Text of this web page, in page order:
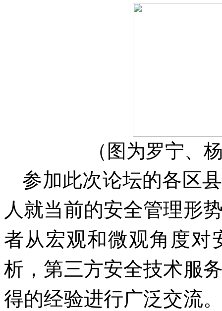
（图为罗宁、
参加此次论坛的各区
人就当前的安全管理形
者从宏观和微观角度对
析，第三方安全技术服
得的经验进行广泛交流